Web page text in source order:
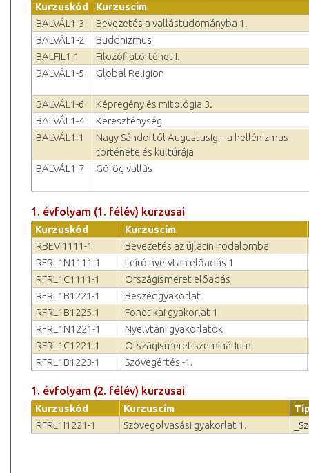
Kurzuskód
Kurzuscím
BALVÁL1-3
Bevezetés a vallástudományba 1.
BALVÁL1-2
Buddhizmus
BALFIL1-1
Filozófiatörténet I.
BALVÁL1-5
Global Religion
BALVÁL1-6
Képregény és mitológia 3.
BALVÁL1-4
Kereszténység
BALVÁL1-1
Nagy Sándortól Augustusig – a hellénizmus
története és kultúrája
BALVÁL1-7
Görög vallás
1. évfolyam (1. félév) kurzusai
Kurzuskód
Kurzuscím
RBEVI1111-1
Bevezetés az újlatin irodalomba
RFRL1N1111-1
Leíró nyelvtan előadás 1
RFRL1C1111-1
Országismeret előadás
RFRL1B1221-1
Beszédgyakorlat
RFRL1B1225-1
Fonetikai gyakorlat 1
RFRL1N1221-1
Nyelvtani gyakorlatok
RFRL1C1221-1
Országismeret szeminárium
RFRL1B1223-1
Szövegértés -1.
1. évfolyam (2. félév) kurzusai
Kurzuskód Kurzuscím
RFRL1I1221-1
Szövegolvasási gyakorlat 1.